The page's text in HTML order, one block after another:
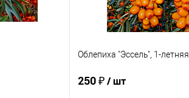
Облепиха "Эссель", 1-летняя
250 ₽/ шт